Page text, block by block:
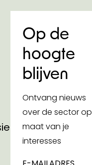
Op de
hoogte
blijven
Ontvang nieuws
over de sector op
maat van je
interesses